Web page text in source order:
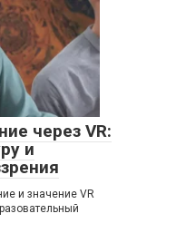
через VR:
и
и значение VR